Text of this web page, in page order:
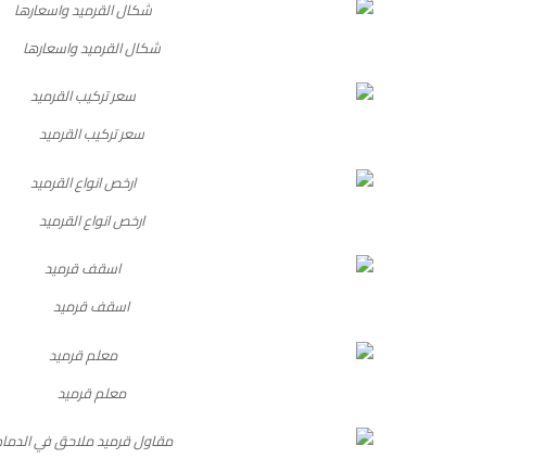
شكال القرميد واسعارها
سعر تركيب القرميد
ارخص انواع القرميد
اسقف قرميد
معلم قرميد